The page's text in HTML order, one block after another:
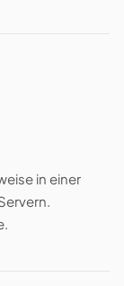
in einer